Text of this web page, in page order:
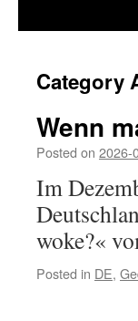
Category
Wenn
Posted on 2026-
Im
woke?«
Posted in DE,